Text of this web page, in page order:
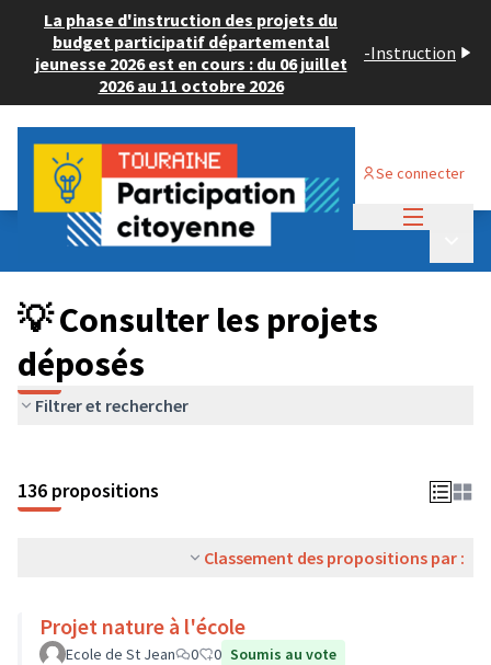
La phase d'instruction des projets du
budget participatif départemental
jeunesse 2026 est en cours : du 06 juillet
2026 au 11 octobre 2026
-Instruction
Se connecter
Budget Participatif JEUNESSE 2024
💡 Consulter les projets déposés
💡 Consulter les projets
déposés
Filtrer et rechercher
136 propositions
Classement des propositions par :
Projet nature à l'école
Ecole de St Jean 0 0 Soumis au vote